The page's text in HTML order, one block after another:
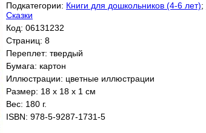
Подкатегории: Книги для дошкольников (4-6 лет);
Сказки
Код: 06131232
Страниц: 8
Переплет: твердый
Бумага: картон
Иллюстрации: цветные иллюстрации
Размер: 18 x 18 x 1 см
Вес: 180 г.
ISBN: 978-5-9287-1731-5